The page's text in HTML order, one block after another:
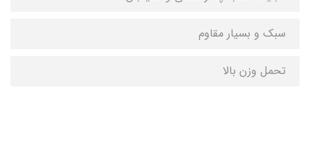
سبک و بسیار مقاوم
تحمل وزن بالا